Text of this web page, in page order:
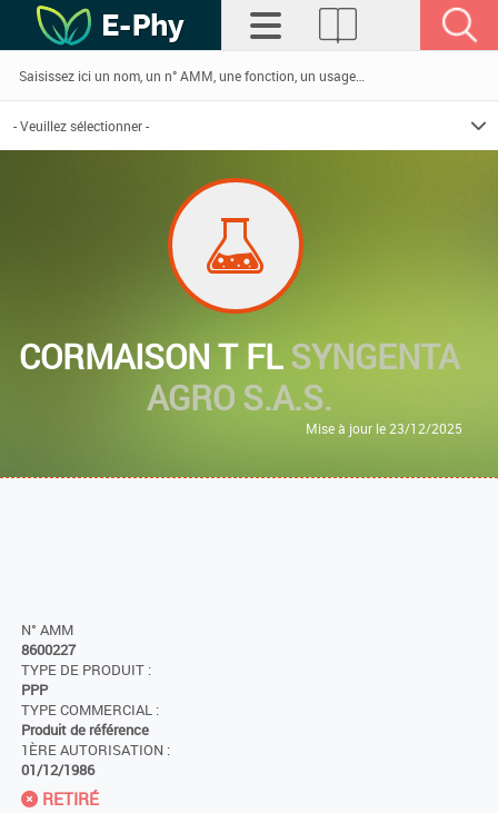
CORMAISON T FLSYNGENTA
AGRO S.A.S.
Mise à jour le 23/12/2025
N° AMM
8600227
TYPE DE PRODUIT :
PPP
TYPE COMMERCIAL :
Produit de référence
1ÈRE AUTORISATION :
01/12/1986
RETIRÉ